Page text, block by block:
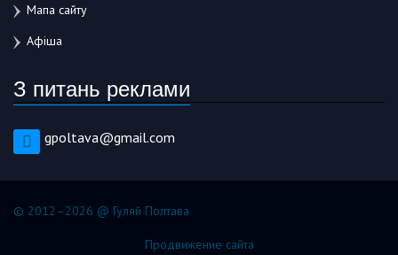
Мапа сайту
Афіша
З питань реклами
gpoltava@gmail.com
© 2012–2026 @ Гуляй Полтава
Продвижение сайта